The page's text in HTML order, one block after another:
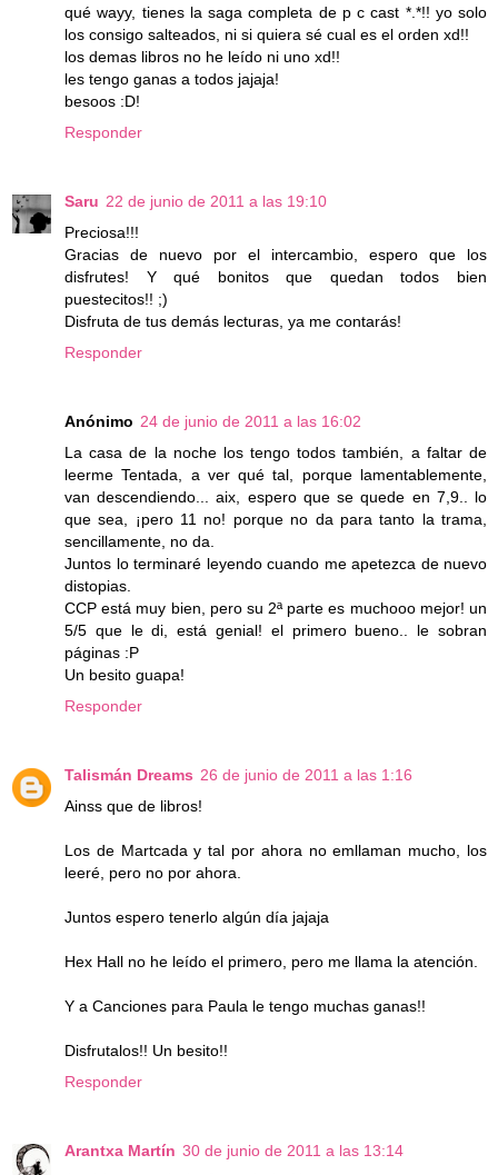
qué wayy, tienes la saga completa de p c cast *.*!! yo solo
los consigo salteados, ni si quiera sé cual es el orden xd!!
los demas libros no he leído ni uno xd!!
les tengo ganas a todos jajaja!
besoos :D!
Responder
Saru 22 de junio de 2011 a las 19:10
Preciosa!!!
Gracias de nuevo por el intercambio, espero que los
disfrutes! Y qué bonitos que quedan todos bien
puestecitos!! ;)
Disfruta de tus demás lecturas, ya me contarás!
Responder
Anónimo 24 de junio de 2011 a las 16:02
La casa de la noche los tengo todos también, a faltar de
leerme Tentada, a ver qué tal, porque lamentablemente,
van descendiendo... aix, espero que se quede en 7,9.. lo
que sea, ¡pero 11 no! porque no da para tanto la trama,
sencillamente, no da.
Juntos lo terminaré leyendo cuando me apetezca de nuevo
distopias.
CCP está muy bien, pero su 2ª parte es muchooo mejor! un
5/5 que le di, está genial! el primero bueno.. le sobran
páginas :P
Un besito guapa!
Responder
Talismán Dreams 26 de junio de 2011 a las 1:16
Ainss que de libros!
Los de Martcada y tal por ahora no emllaman mucho, los
leeré, pero no por ahora.
Juntos espero tenerlo algún día jajaja
Hex Hall no he leído el primero, pero me llama la atención.
Y a Canciones para Paula le tengo muchas ganas!!
Disfrutalos!! Un besito!!
Responder
Arantxa Martín 30 de junio de 2011 a las 13:14